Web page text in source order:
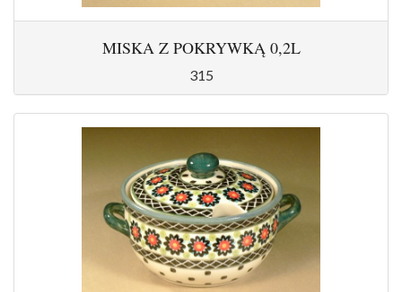
MISKA Z POKRYWKĄ 0,2L
315